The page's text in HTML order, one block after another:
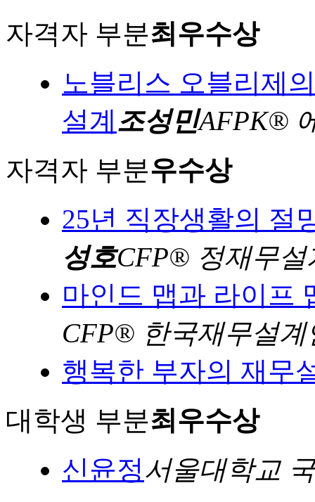
자격자 부분최우수상
노블리스 오블리제
설계조성민AFPK®
자격자 부분우수상
25년 직장생활의 절
성호CFP® 정재무설
마인드 맵과 라이프
CFP® 한국재무설계
행복한 부자의 재무
대학생 부분최우수상
신윤정서울대학교